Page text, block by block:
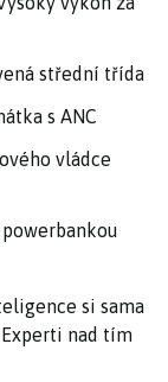
střední třída
s ANC
vládce
powerbankou
si sama
nad tím